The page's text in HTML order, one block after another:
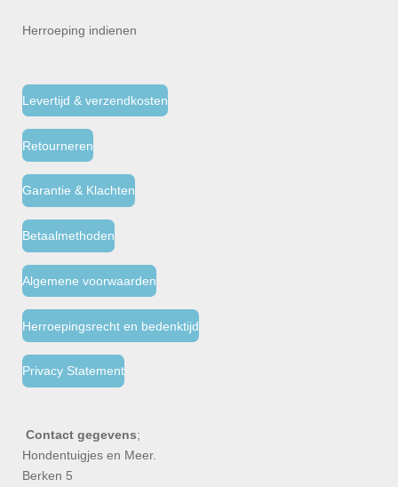
Herroeping indienen
Levertijd & verzendkosten
Retourneren
Garantie & Klachten
Betaalmethoden
Algemene voorwaarden
Herroepingsrecht en bedenktijd
Privacy Statement
Contact gegevens;
Hondentuigjes en Meer.
Berken 5